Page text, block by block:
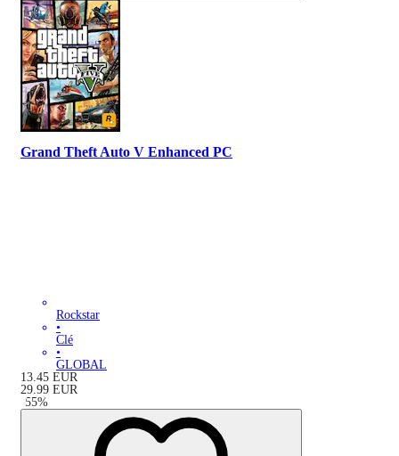
Grand Theft Auto V Enhanced PC
Rockstar
•
Clé
•
GLOBAL
13.45 EUR
29.99 EUR
-55%